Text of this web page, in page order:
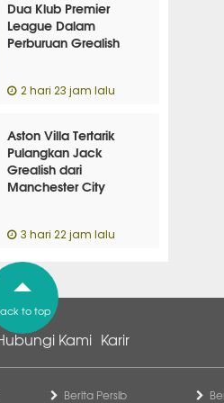
Dua Klub Premier
League Dalam
Perburuan Grealish
2 hari 23 jam lalu
Aston Villa Tertarik
Pulangkan Jack
Grealish dari
Manchester City
3 hari 22 jam lalu
to top
Kami Karir
Berita Persib